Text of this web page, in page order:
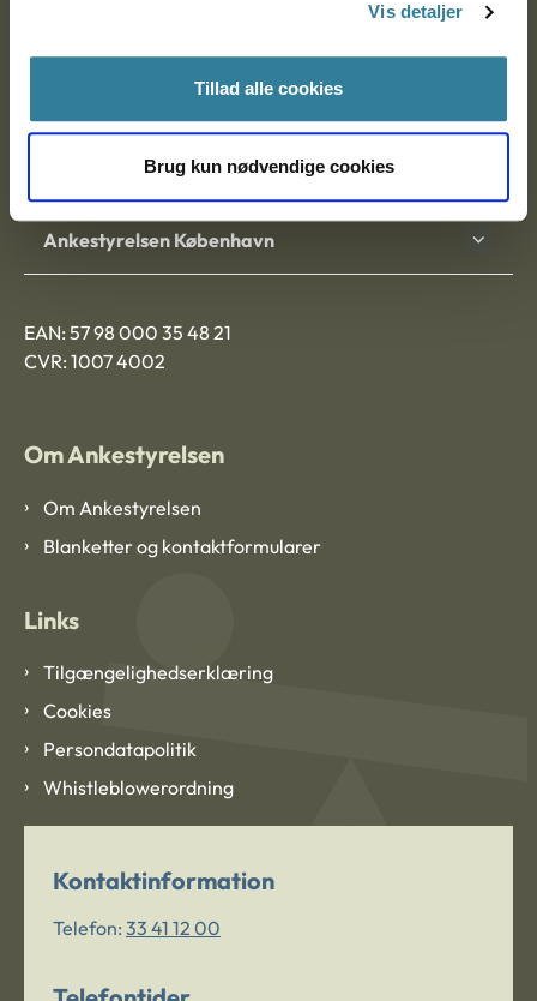
Vis detaljer
Tillad alle cookies
Brug kun nødvendige cookies
Ankestyrelsen Aalborg
Ankestyrelsen København
EAN: 57 98 000 35 48 21
CVR: 1007 4002
Om Ankestyrelsen
Om Ankestyrelsen
Blanketter og kontaktformularer
Links
Tilgængelighedserklæring
Cookies
Persondatapolitik
Whistleblowerordning
Kontaktinformation
Telefon: 33 41 12 00